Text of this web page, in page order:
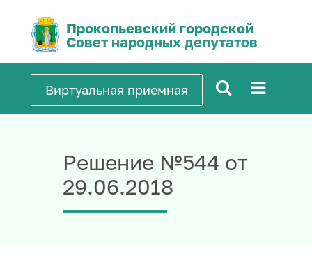
Прокопьевский городской
Совет народных депутатов
Виртуальная приемная
Решение №544 от
29.06.2018